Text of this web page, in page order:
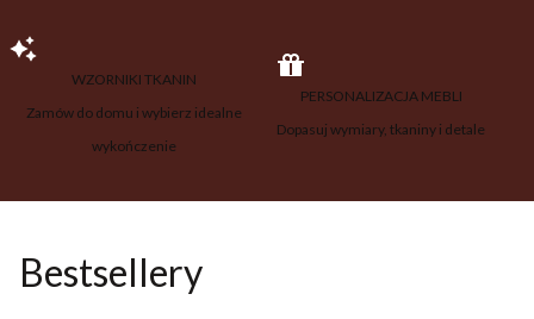
WZORNIKI TKANIN
Zamów do domu i wybierz idealne
wykończenie
PERSONALIZACJA MEBLI
Dopasuj wymiary, tkaniny i detale
Bestsellery